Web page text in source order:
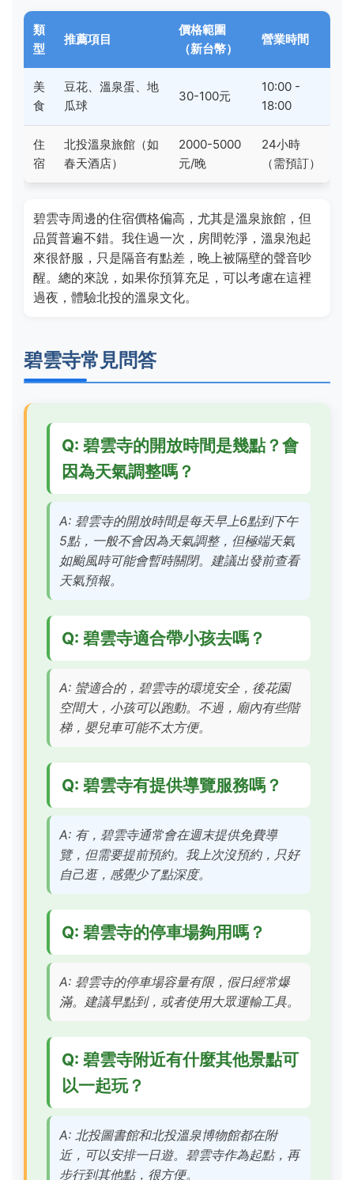
類
型
推薦項目
價格範圍
（新台幣）
營業時間
美
食
豆花、溫泉蛋、地
瓜球
30-100元
10:00 -
18:00
住
宿
北投溫泉旅館（如
春天酒店）
2000-5000
元/晚
24小時
（需預訂）
碧雲寺周邊的住宿價格偏高，尤其是溫泉旅館，但
品質普遍不錯。我住過一次，房間乾淨，溫泉泡起
來很舒服，只是隔音有點差，晚上被隔壁的聲音吵
醒。總的來說，如果你預算充足，可以考慮在這裡
過夜，體驗北投的溫泉文化。
碧雲寺常見問答
Q: 碧雲寺的開放時間是幾點？會
因為天氣調整嗎？
A: 碧雲寺的開放時間是每天早上6點到下午
5點，一般不會因為天氣調整，但極端天氣
如颱風時可能會暫時關閉。建議出發前查看
天氣預報。
Q: 碧雲寺適合帶小孩去嗎？
A: 蠻適合的，碧雲寺的環境安全，後花園
空間大，小孩可以跑動。不過，廟內有些階
梯，嬰兒車可能不太方便。
Q: 碧雲寺有提供導覽服務嗎？
A: 有，碧雲寺通常會在週末提供免費導
覽，但需要提前預約。我上次沒預約，只好
自己逛，感覺少了點深度。
Q: 碧雲寺的停車場夠用嗎？
A: 碧雲寺的停車場容量有限，假日經常爆
滿。建議早點到，或者使用大眾運輸工具。
Q: 碧雲寺附近有什麼其他景點可
以一起玩？
A: 北投圖書館和北投溫泉博物館都在附
近，可以安排一日遊。碧雲寺作為起點，再
步行到其他點，很方便。